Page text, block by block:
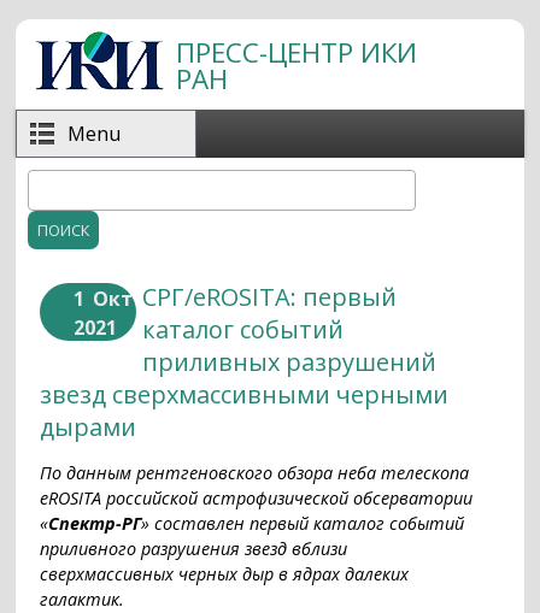
Перейти к основному содержанию
ПРЕСС-ЦЕНТР ИКИ
РАН
Menu
Форма поиска
1 Окт
2021
СРГ/eROSITA: первый
каталог событий
приливных разрушений
звезд сверхмассивными черными
дырами
По данным рентгеновского обзора неба телескопа
eROSITA российской астрофизической обсерватории
«Спектр-РГ» составлен первый каталог событий
приливного разрушения звезд вблизи
сверхмассивных черных дыр в ядрах далеких
галактик.